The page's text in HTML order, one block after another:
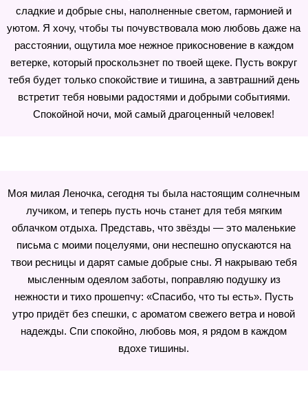
сладкие и добрые сны, наполненные светом, гармонией и
уютом. Я хочу, чтобы ты почувствовала мою любовь даже на
расстоянии, ощутила мое нежное прикосновение в каждом
ветерке, который проскользнет по твоей щеке. Пусть вокруг
тебя будет только спокойствие и тишина, а завтрашний день
встретит тебя новыми радостями и добрыми событиями.
Спокойной ночи, мой самый драгоценный человек!
Моя милая Леночка, сегодня ты была настоящим солнечным
лучиком, и теперь пусть ночь станет для тебя мягким
облачком отдыха. Представь, что звёзды — это маленькие
письма с моими поцелуями, они неспешно опускаются на
твои ресницы и дарят самые добрые сны. Я накрываю тебя
мысленным одеялом заботы, поправляю подушку из
нежности и тихо прошепчу: «Спасибо, что ты есть». Пусть
утро придёт без спешки, с ароматом свежего ветра и новой
надежды. Спи спокойно, любовь моя, я рядом в каждом
вдохе тишины.